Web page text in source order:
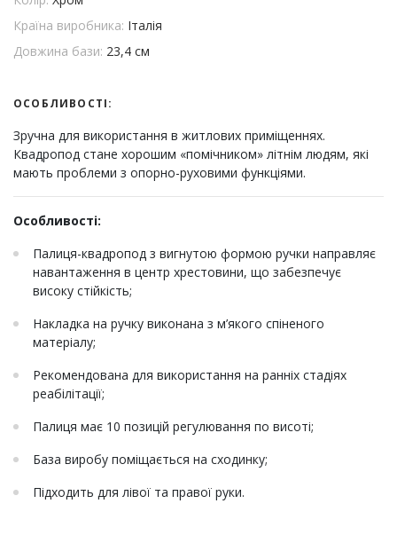
Країна виробника: Італія
Довжина бази: 23,4 см
ОСОБЛИВОСТІ:
Зручна для використання в житлових приміщеннях.
Квадропод стане хорошим «помічником» літнім людям, які
мають проблеми з опорно-руховими функціями.
Особливості:
Палиця-квадропод з вигнутою формою ручки направляє
навантаження в центр хрестовини, що забезпечує
високу стійкість;
Накладка на ручку виконана з м’якого спіненого
матеріалу;
Рекомендована для використання на ранніх стадіях
реабілітації;
Палиця має 10 позицій регулювання по висоті;
База виробу поміщається на сходинку;
Підходить для лівої та правої руки.